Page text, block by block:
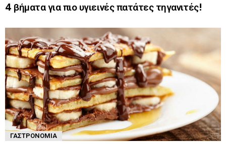
4 βήματα για πιο υγιεινές πατάτες τηγανιτές!
ΓΑΣΤΡΟΝΟΜΊΑ